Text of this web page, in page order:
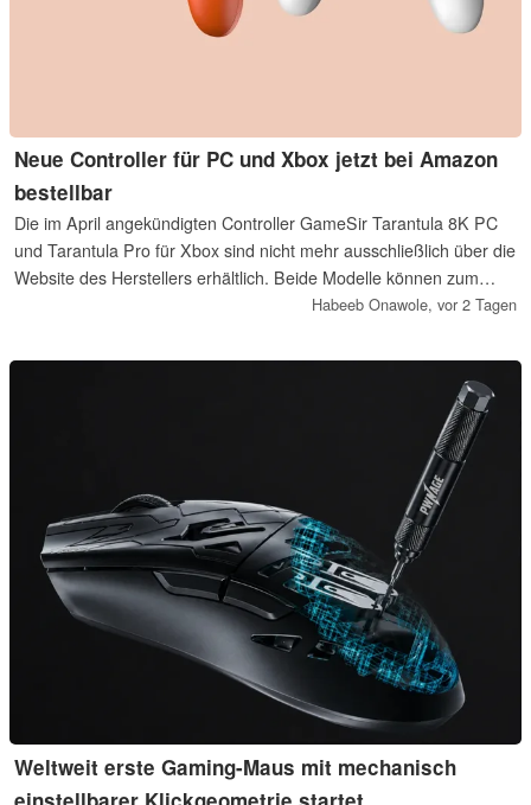
Neue Controller für PC und Xbox jetzt bei Amazon
bestellbar
Die im April angekündigten Controller GameSir Tarantula 8K PC
und Tarantula Pro für Xbox sind nicht mehr ausschließlich über die
Website des Herstellers erhältlich. Beide Modelle können zum
gleichen Preis auch bei Amazon gekauft werden.
Habeeb Onawole, vor 2 Tagen
Weltweit erste Gaming-Maus mit mechanisch